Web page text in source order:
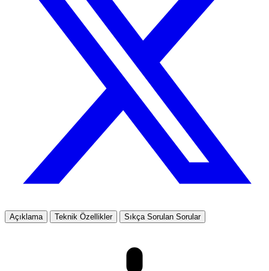
Açıklama Teknik Özellikler Sıkça Sorulan Sorular